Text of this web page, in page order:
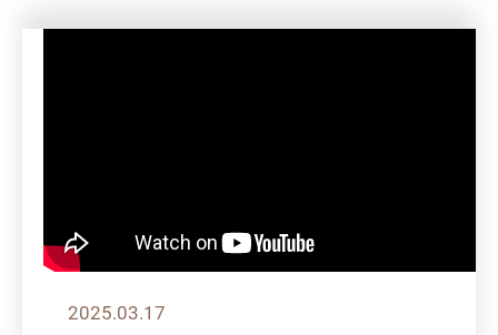
2025.03.17